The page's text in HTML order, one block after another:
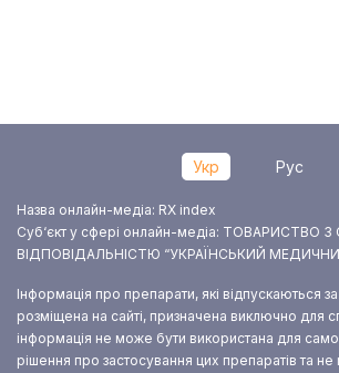
Укр Рус
Назва онлайн-медіа: RX index
Суб‘єкт у сфері онлайн-медіа:
ВІДПОВІДАЛЬНІСТЮ “УКРАЇНСЬКИЙ
Інформація про препарати, які відпускаються
розміщена на сайті, призначена виключно для
інформація не може бути використана для
рішення про застосування цих препаратів та не